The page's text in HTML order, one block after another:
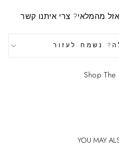
מהמלאי? צרי איתנו קשר
נשמח לעזור
Shop The
YOU MAY